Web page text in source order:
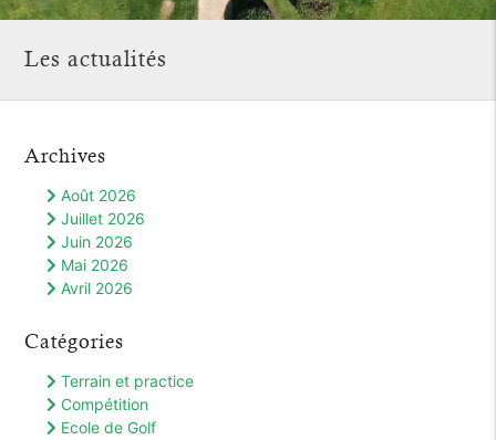
Les actualités
Archives
Août 2026
Juillet 2026
Juin 2026
Mai 2026
Avril 2026
Catégories
Terrain et practice
Compétition
Ecole de Golf